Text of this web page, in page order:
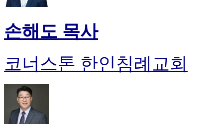
손해도 목사
코너스톤 한인침례교회